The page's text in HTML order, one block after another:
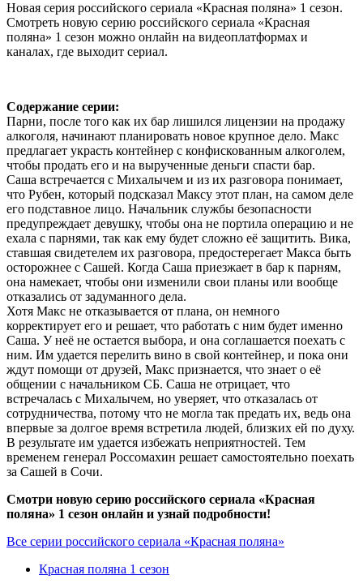
Новая серия российского сериала «Красная поляна» 1 сезон.
Смотреть новую серию российского сериала «Красная
поляна» 1 сезон можно онлайн на видеоплатформах и
каналах, где выходит сериал.
Содержание серии:
Парни, после того как их бар лишился лицензии на продажу
алкоголя, начинают планировать новое крупное дело. Макс
предлагает украсть контейнер с конфискованным алкоголем,
чтобы продать его и на вырученные деньги спасти бар.
Саша встречается с Михалычем и из их разговора понимает,
что Рубен, который подсказал Максу этот план, на самом деле
его подставное лицо. Начальник службы безопасности
предупреждает девушку, чтобы она не портила операцию и не
ехала с парнями, так как ему будет сложно её защитить. Вика,
ставшая свидетелем их разговора, предостерегает Макса быть
осторожнее с Сашей. Когда Саша приезжает в бар к парням,
она намекает, чтобы они изменили свои планы или вообще
отказались от задуманного дела.
Хотя Макс не отказывается от плана, он немного
корректирует его и решает, что работать с ним будет именно
Саша. У неё не остается выбора, и она соглашается поехать с
ним. Им удается перелить вино в свой контейнер, и пока они
ждут помощи от друзей, Макс признается, что знает о её
общении с начальником СБ. Саша не отрицает, что
встречалась с Михалычем, но уверяет, что отказалась от
сотрудничества, потому что не могла так предать их, ведь она
впервые за долгое время встретила людей, близких ей по духу.
В результате им удается избежать неприятностей. Тем
временем генерал Россомахин решает самостоятельно поехать
за Сашей в Сочи.
Смотри новую серию российского сериала «Красная
поляна» 1 сезон онлайн и узнай подробности!
Все серии российского сериала «Красная поляна»
Красная поляна 1 сезон